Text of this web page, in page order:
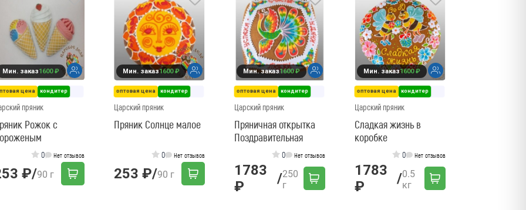
Мин. заказ1600 ₽
цена кондитер
пряник
Рожок с
0 Нет отзывов
₽/90 г
Мин. заказ1600 ₽
оптовая цена кондитер
Царский пряник
Пряник Солнце малое
0 Нет отзывов
253 ₽/90 г
Мин. заказ1600 ₽
оптовая цена кондитер
Царский пряник
Пряничная открытка
Поздравительная
0 Нет отзывов
1783
₽
/250
г
Мин. заказ1600 ₽
оптовая цена кондитер
Царский пряник
Сладкая жизнь в
коробке
0 Нет отзывов
1783
₽
/0.5
кг